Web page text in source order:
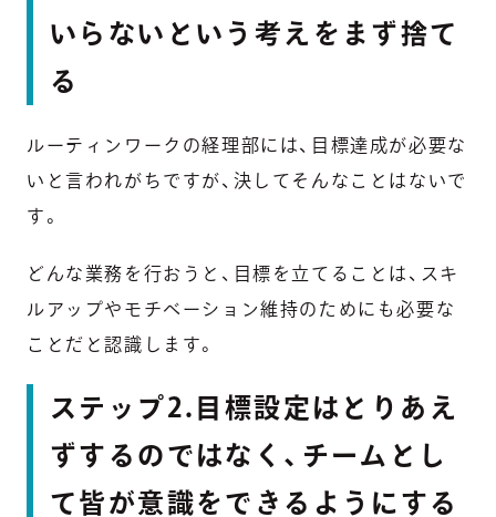
いらないという考えをまず捨て
る
ルーティンワークの経理部には、目標達成が必要な
いと言われがちですが、決してそんなことはないで
す。
どんな業務を行おうと、目標を立てることは、スキ
ルアップやモチベーション維持のためにも必要な
ことだと認識します。
ステップ2.目標設定はとりあえ
ずするのではなく、チームとし
て皆が意識をできるようにする